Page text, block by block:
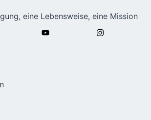
eine Lebensweise, eine Mission